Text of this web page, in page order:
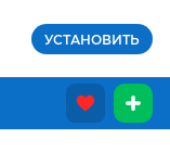
УСТАНОВИТЬ